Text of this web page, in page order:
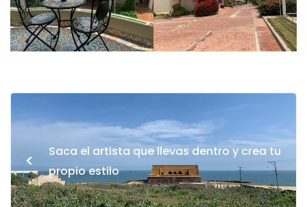
<
Saca el artista que llevas dentro y crea tu
propio estilo